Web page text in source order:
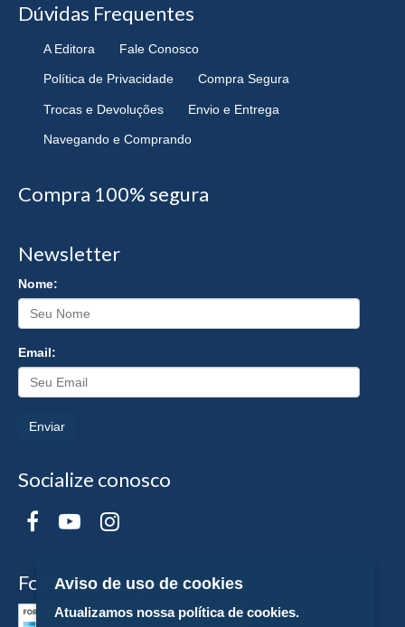
Dúvidas Frequentes
A Editora Fale Conosco
Política de Privacidade Compra Segura
Trocas e Devoluções Envio e Entrega
Navegando e Comprando
Compra 100% segura
Newsletter
Nome:
Email:
Enviar
Socialize conosco
Formas de Pagamento
Aviso de uso de cookies
Atualizamos nossa política de cookies.